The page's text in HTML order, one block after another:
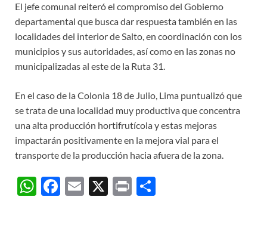
El jefe comunal reiteró el compromiso del Gobierno
departamental que busca dar respuesta también en las
localidades del interior de Salto, en coordinación con los
municipios y sus autoridades, así como en las zonas no
municipalizadas al este de la Ruta 31.
En el caso de la Colonia 18 de Julio, Lima puntualizó que
se trata de una localidad muy productiva que concentra
una alta producción hortifrutícola y estas mejoras
impactarán positivamente en la mejora vial para el
transporte de la producción hacia afuera de la zona.
W F
E
X
P